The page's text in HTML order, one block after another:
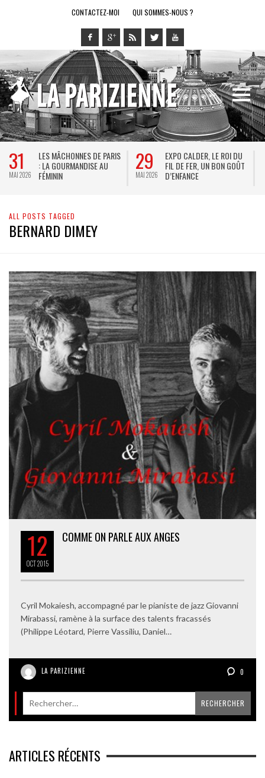
CONTACTEZ-MOI QUI SOMMES-NOUS ?
31
MAI 2026
LES MÂCHONNES DE PARIS
: LA GOURMANDISE AU
FÉMININ
29
MAI 2026
EXPO CALDER, LE ROI DU
FIL DE FER, UN BON GOÛT
D’ENFANCE
ALL POSTS TAGGED
BERNARD DIMEY
12
OCT2015
COMME ON PARLE AUX ANGES
Cyril Mokaiesh, accompagné par le pianiste de jazz Giovanni
Mirabassi, ramène à la surface des talents fracassés
(Philippe Léotard, Pierre Vassiliu, Daniel…
LA PARIZIENNE 0
ARTICLES RÉCENTS